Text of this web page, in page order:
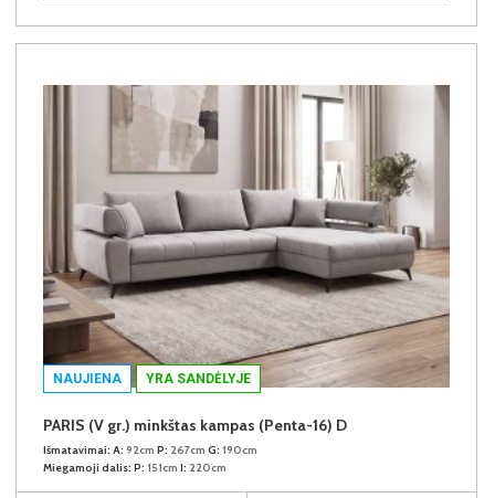
NAUJIENA YRA SANDĖLYJE
PARIS (V gr.) minkštas kampas (Penta-16) D
Išmatavimai: A: 92cm P: 267cm G: 190cm
Miegamoji dalis: P: 151cm I: 220cm